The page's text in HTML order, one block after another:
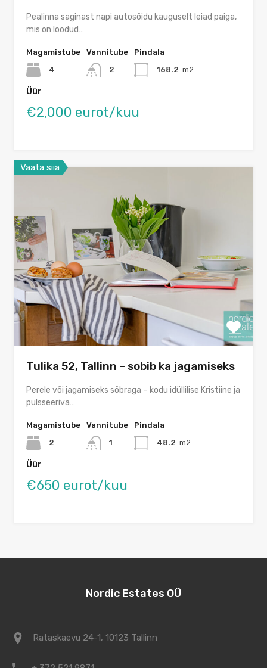
Pealinna saginast napi autosõidu kauguselt leiad paiga,
mis on loodud…
Magamistube
4
Vannitube
2
Pindala
168.2 m2
Üür
€2,000 eurot/kuu
Vaata siia
Tulika 52, Tallinn – sobib ka jagamiseks
Perele või jagamiseks sõbraga – kodu idüllilise Kristiine ja
pulsseeriva…
Magamistube
2
Vannitube
1
Pindala
48.2 m2
Üür
€650 eurot/kuu
Nordic Estates OÜ
Rataskaevu 24-1, 10123 Tallinn